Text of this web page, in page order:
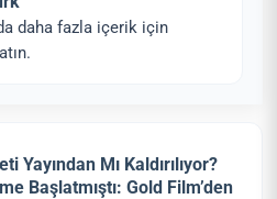
daha fazla içerik için
Yayından Mı Kaldırılıyor?
Başlatmıştı: Gold Film’den